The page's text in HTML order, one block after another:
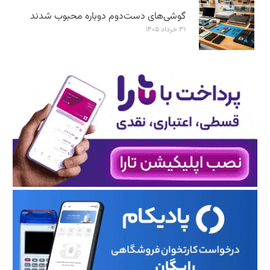
گوشی‌های دست‌دوم دوباره محبوب شدند
۳۱ خرداد ۱۴۰۵